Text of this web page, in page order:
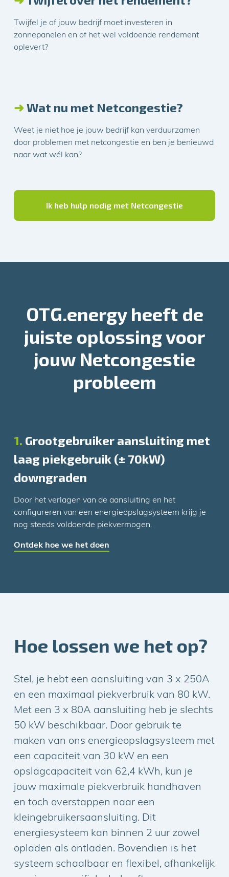
Twijfel je of jouw bedrijf moet investeren in
zonnepanelen en of het wel voldoende rendement
oplevert?
➜Wat nu met Netcongestie?
Weet je niet hoe je jouw bedrijf kan verduurzamen
door problemen met netcongestie en ben je benieuwd
naar wat wél kan?
Ik heb hulp nodig met Netcongestie
OTG.energy heeft de
juiste oplossing voor
jouw Netcongestie
probleem
1. Grootgebruiker aansluiting met
laag piekgebruik (± 70kW)
downgraden
Door het verlagen van de aansluiting en het
configureren van een energieopslagsysteem krijg je
nog steeds voldoende piekvermogen.
Ontdek hoe we het doen
2.Aansluiting boosten: meer
Met energieopslagsysteem van OTG.energy kunnen
benodigde vermogen.
Ontdek hoe we het doen
3.Meer energiezekerheid en grip
op jouw energierekening dankzij
verduurzaming
Energiezekerheid is cruciaal voor elk bedrijf,
verwachtingen voor milieubewust ondernemen.
Ontdek hoe we het doen
Hoe lossen we het op?
Stel, je hebt een aansluiting van 3 x 250A
en een maximaal piekverbruik van 80 kW.
Met een 3 x 80A aansluiting heb je slechts
50 kW beschikbaar. Door gebruik te
maken van ons energieopslagsysteem met
een capaciteit van 30 kW en een
opslagcapaciteit van 62,4 kWh, kun je
jouw maximale piekverbruik handhaven
en toch overstappen naar een
kleingebruikersaansluiting. Dit
energiesysteem kan binnen 2 uur zowel
opladen als ontladen. Bovendien is het
systeem schaalbaar en flexibel, afhankelijk